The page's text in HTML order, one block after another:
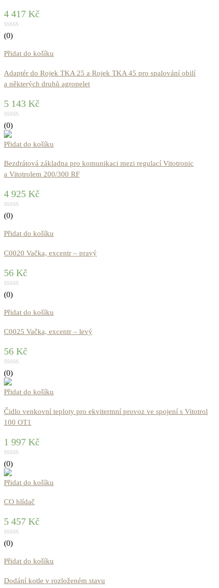
4 417 Kč
(0)
Přidat do košíku
Adaptér do Rojek TKA 25 a Rojek TKA 45 pro spalování obilí
a některých druhů agropelet
5 143 Kč
(0)
Přidat do košíku
Bezdrátová základna pro komunikaci mezi regulací Vitotronic
a Vitotrolem 200/300 RF
4 925 Kč
(0)
Přidat do košíku
C0020 Vačka, excentr – pravý
56 Kč
(0)
Přidat do košíku
C0025 Vačka, excentr – levý
56 Kč
(0)
Přidat do košíku
Čidlo venkovní teploty pro ekvitermní provoz ve spojení s Vitotrol
100 OT1
1 997 Kč
(0)
Přidat do košíku
CO hlídač
5 457 Kč
(0)
Přidat do košíku
Dodání kotle v rozloženém stavu